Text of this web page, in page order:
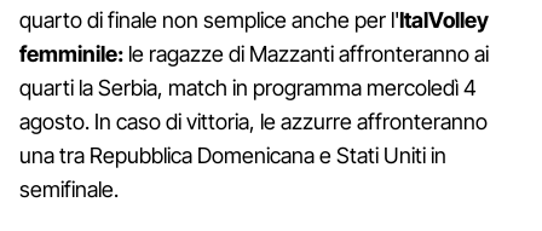
quarto di finale non semplice anche per l'ItalVolley
femminile: le ragazze di Mazzanti affronteranno ai
quarti la Serbia, match in programma mercoledì 4
agosto. In caso di vittoria, le azzurre affronteranno
una tra Repubblica Domenicana e Stati Uniti in
semifinale.